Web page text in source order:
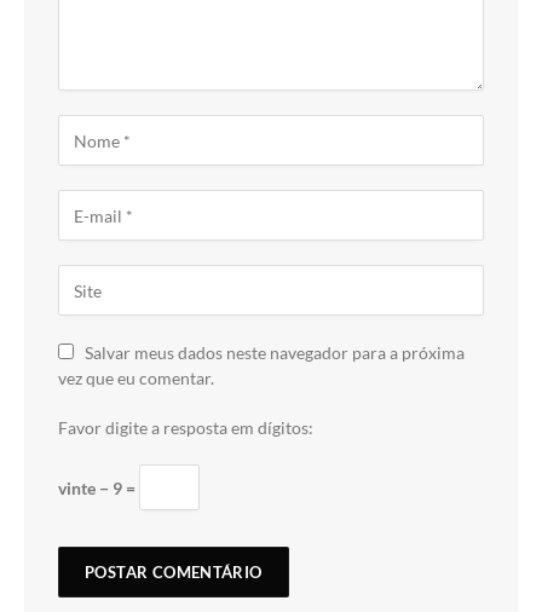
Salvar meus dados neste navegador para a próxima
vez que eu comentar.
Favor digite a resposta em dígitos:
vinte − 9 =